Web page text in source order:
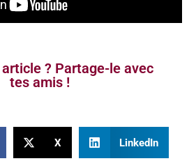
? Partage-le avec
tes amis !
X LinkedIn